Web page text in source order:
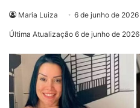
Maria Luiza 6 de junho de 2026
Última Atualização 6 de junho de 2026